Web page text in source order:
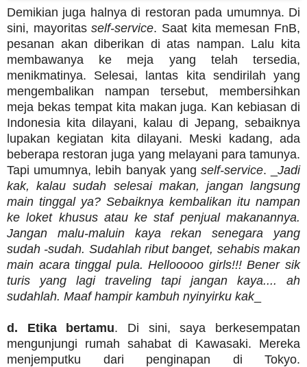
Demikian juga halnya di restoran pada umumnya. Di
sini, mayoritasself-service. Saat kita memesan FnB,
pesanan akan diberikan di atas nampan. Lalu kita
membawanya ke meja yang telah tersedia,
menikmatinya. Selesai, lantas kita sendirilah yang
mengembalikan nampan tersebut, membersihkan
meja bekas tempat kita makan juga. Kan kebiasan di
Indonesia kita dilayani, kalau di Jepang, sebaiknya
lupakan kegiatan kita dilayani. Meski kadang, ada
beberapa restoran juga yang melayani para tamunya.
Tapi umumnya, lebih banyak yang self-service. _Jadi
kak, kalau sudah selesai makan, jangan langsung
main tinggal ya? Sebaiknya kembalikan itu nampan
ke loket khusus atau ke staf penjual makanannya.
Jangan malu-maluin kaya rekan senegara yang
sudah -sudah. Sudahlah ribut banget, sehabis makan
main acara tinggal pula. Hellooooo girls!!! Bener sik
turis yang lagi traveling tapi jangan kaya.... ah
sudahlah. Maaf hampir kambuh nyinyirku kak_
d. Etika bertamu. Di sini, saya berkesempatan
mengunjungi rumah sahabat di Kawasaki. Mereka
menjemputku dari penginapan di Tokyo.